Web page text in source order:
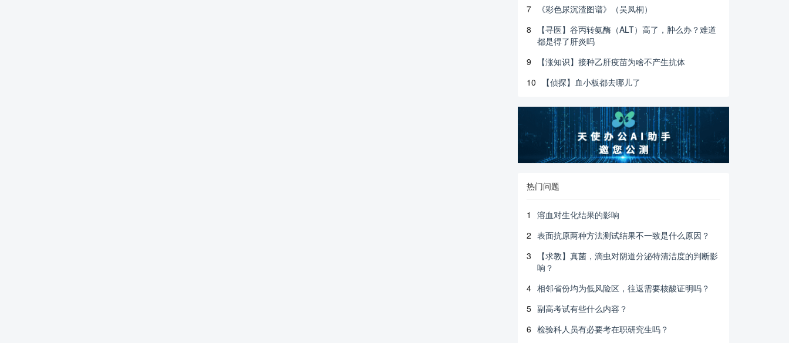
7
《彩色尿沉渣图谱》（吴凤桐）
8
【寻医】谷丙转氨酶（ALT）高了，肿么办？难道
都是得了肝炎吗
9
【涨知识】接种乙肝疫苗为啥不产生抗体
10
【侦探】血小板都去哪儿了
热门问题
1
溶血对生化结果的影响
2 表面抗原两种方法测试结果不一致是什么原因？
3
【求教】真菌，滴虫对阴道分泌特清洁度的判断影
响？
4 相邻省份均为低风险区，往返需要核酸证明吗？
5 副高考试有些什么内容？
6 检验科人员有必要考在职研究生吗？